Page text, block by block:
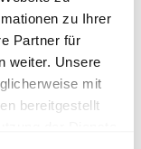
zu Ihrer
Partner für
weiter. Unsere
mit
bereitgestellt
wir
Qualität